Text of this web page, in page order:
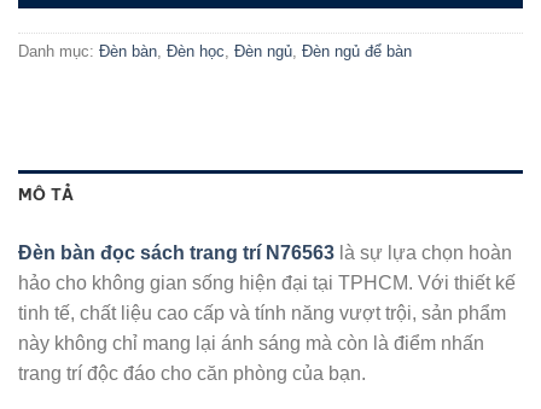
Danh mục: Đèn bàn, Đèn học, Đèn ngủ, Đèn ngủ để bàn
MÔ TẢ
Đèn bàn đọc sách trang trí N76563 là sự lựa chọn hoàn
hảo cho không gian sống hiện đại tại TPHCM. Với thiết kế
tinh tế, chất liệu cao cấp và tính năng vượt trội, sản phẩm
này không chỉ mang lại ánh sáng mà còn là điểm nhấn
trang trí độc đáo cho căn phòng của bạn.